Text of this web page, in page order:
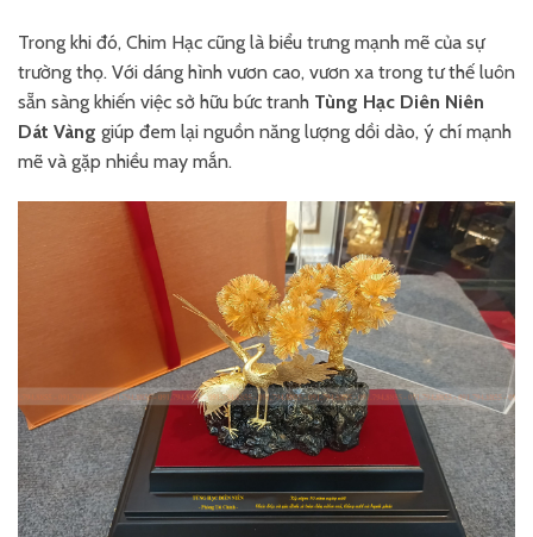
Trong khi đó, Chim Hạc cũng là biểu trưng mạnh mẽ của sự
trường thọ. Với dáng hình vươn cao, vươn xa trong tư thế luôn
sẵn sàng khiến việc sở hữu bức tranh Tùng Hạc Diên Niên
Dát Vàng giúp đem lại nguồn năng lượng dồi dào, ý chí mạnh
mẽ và gặp nhiều may mắn.